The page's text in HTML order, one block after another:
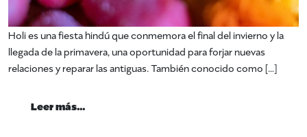
Holi es una fiesta hindú que conmemora el final del invierno y la
llegada de la primavera, una oportunidad para forjar nuevas
relaciones y reparar las antiguas. También conocido como […]
Leer más…